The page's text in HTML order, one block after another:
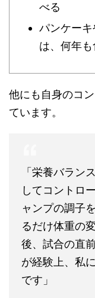
べる
パンケー
は、何年
他にも自身のコ
ています。
「栄養バラン
してコントロ
ャンプの調子
るだけ体重の
後、試合の直
が経験上、私
です」